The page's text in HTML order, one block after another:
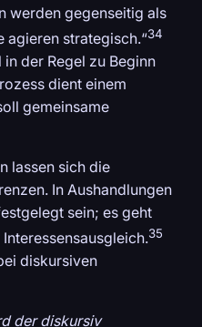
werden gegenseitig als
agieren strategisch.“34
der Regel zu Beginn
dient einem
gemeinsame
lassen sich die
In Aushandlungen
sein; es geht
35
diskursiven
der diskursiv